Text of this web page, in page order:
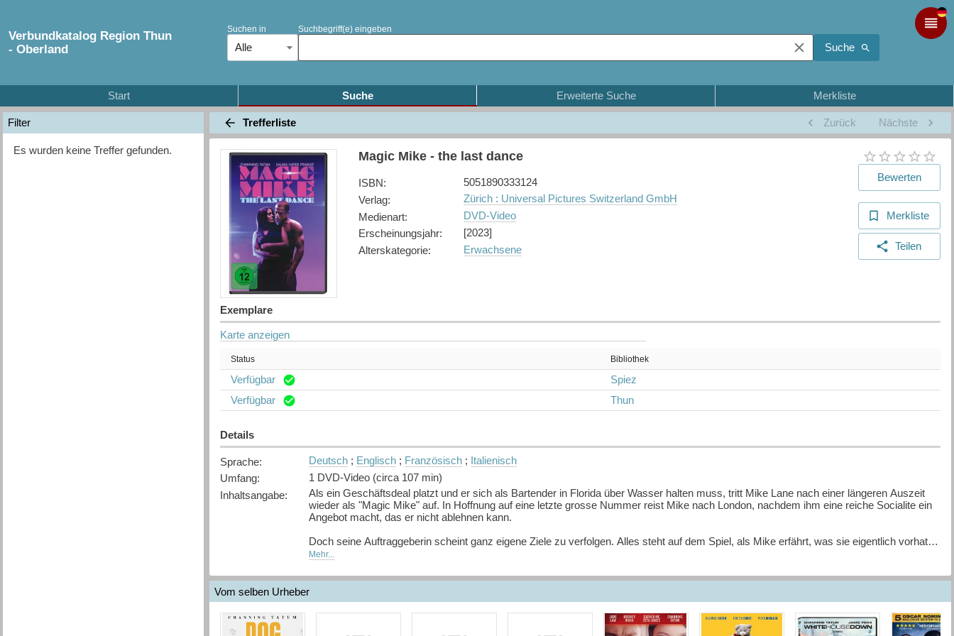
Verbundkatalog Region Thun
- Oberland
Suchen in
Alle
Suchbegriff(e) eingeben
Suche
Start Suche Erweiterte Suche Merkliste
Filter
Es wurden keine Treffer gefunden.
Trefferliste Zurück Nächste
Magic Mike - the last dance
ISBN:
5051890333124
Verlag:
Zürich : Universal Pictures Switzerland GmbH
Medienart:
DVD-Video
Erscheinungsjahr:
[2023]
Alterskategorie: Erwachsene
Bewerten
Merkliste
Teilen
Exemplare
Karte anzeigen
Status Bibliothek
Verfügbar
Spiez
Verfügbar
Thun
Details
Sprache: Deutsch; Englisch; Französisch; Italienisch
Umfang:
1 DVD-Video (circa 107 min)
Inhaltsangabe:
Als ein Geschäftsdeal platzt und er sich als Bartender in Florida über Wasser halten muss, tritt Mike Lane nach einer längeren Auszeit
wieder als "Magic Mike" auf. In Hoffnung auf eine letzte grosse Nummer reist Mike nach London, nachdem ihm eine reiche Socialite ein
Angebot macht, das er nicht ablehnen kann.
Doch seine Auftraggeberin scheint ganz eigene Ziele zu verfolgen. Alles steht auf dem Spiel, als Mike erfährt, was sie eigentlich vorhat.
Wird es ihm gelingen, eine neue Gruppe heisser neuer Tänzer in Form zu bringen, um ihren Plan in die Tat umzusetzen?
Mehr...
Vom selben Urheber